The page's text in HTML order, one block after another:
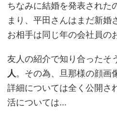
ちなみに結婚を発表された
まり、平田さんはまだ新婚
お相手は同じ年の会社員の
友人の紹介で知り合ったそ
人。その為、旦那様の顔画
詳細については全く公開さ
活については…